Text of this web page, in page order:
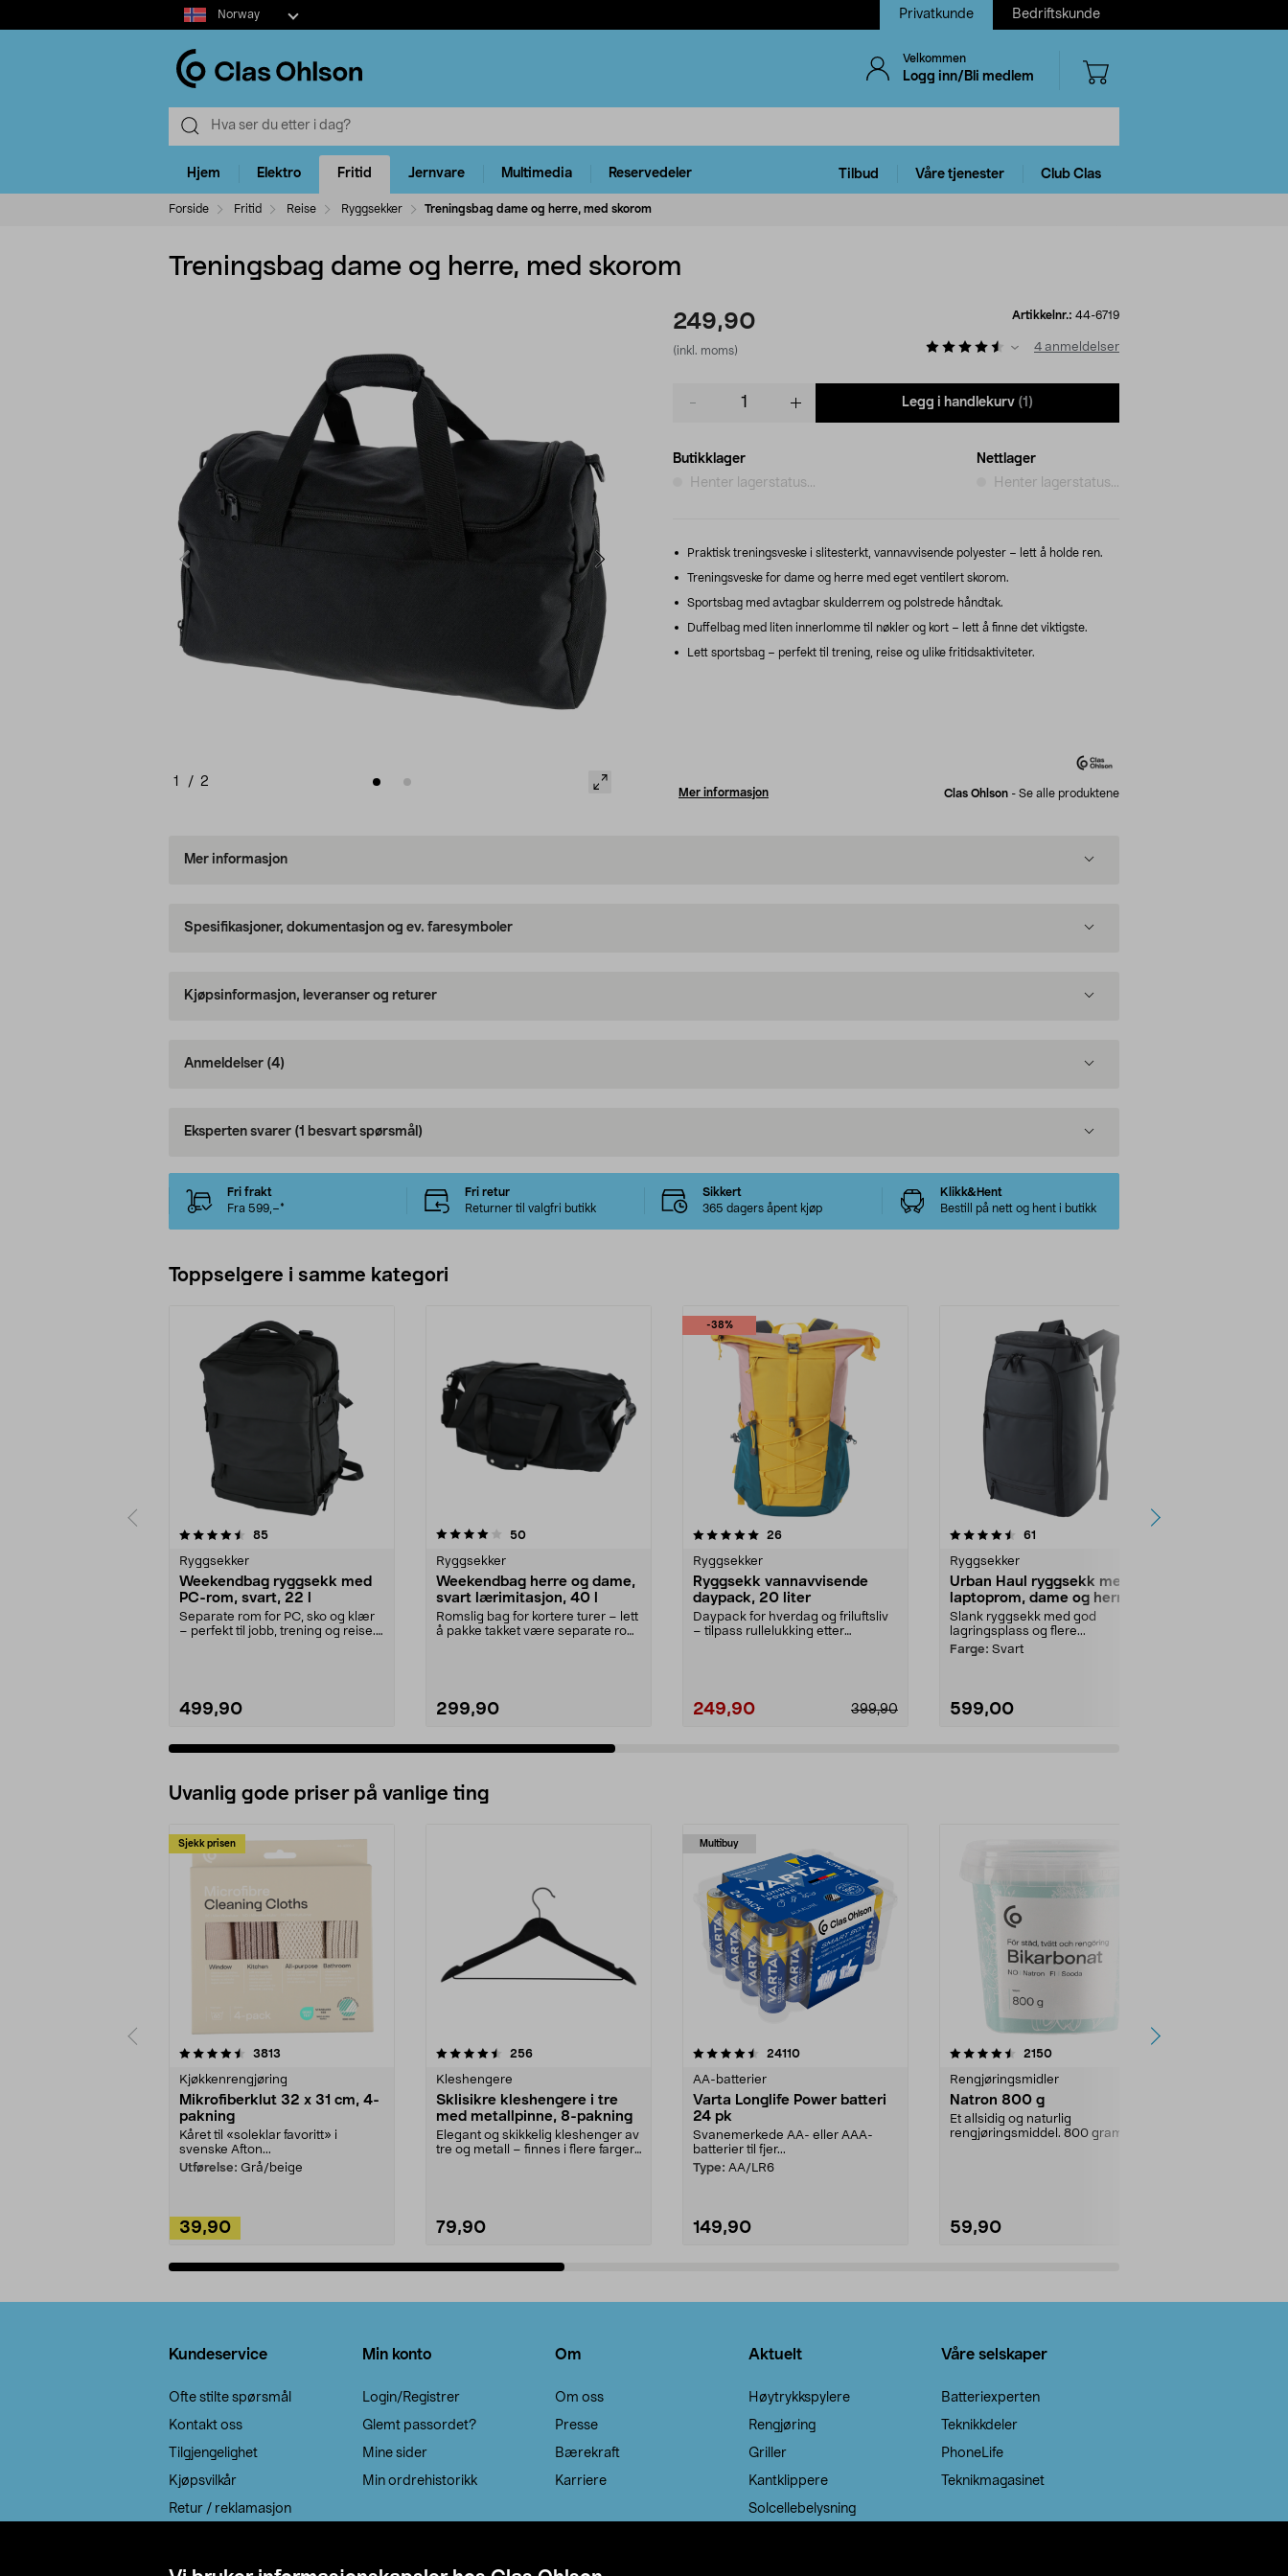
Select
market
Norway Privatkunde Bedriftskunde
Velkommen
Logg inn/Bli medlem
Hjem Elektro Fritid Jernvare Multimedia Reservedeler Tilbud Våre tjenester Club Clas
Forside Fritid Reise Ryggsekker Treningsbag dame og herre, med skorom
Treningsbag dame og herre, med skorom
1 / 2
249,90
(inkl. moms)
Artikkelnr.: 44-6719
4 anmeldelser
Legg i handlekurv (1)
Butikklager
Henter lagerstatus...
Nettlager
Henter lagerstatus...
Praktisk treningsveske i slitesterkt, vannavvisende polyester – lett å holde ren.
Treningsveske for dame og herre med eget ventilert skorom.
Sportsbag med avtagbar skulderrem og polstrede håndtak.
Duffelbag med liten innerlomme til nøkler og kort – lett å finne det viktigste.
Lett sportsbag – perfekt til trening, reise og ulike fritidsaktiviteter.
Mer informasjon Clas Ohlson - Se alle produktene
Mer informasjon
Spesifikasjoner, dokumentasjon og ev. faresymboler
Kjøpsinformasjon, leveranser og returer
Anmeldelser (4)
Eksperten svarer (1 besvart spørsmål)
Fri frakt
Fra 599,–*
Fri retur
Returner til valgfri butikk
Sikkert
365 dagers åpent kjøp
Klikk&Hent
Bestill på nett og hent i butikk
Toppselgere i samme kategori
85anmeldelser
Ryggsekker
Weekendbag ryggsekk med
PC-rom, svart, 22 l
Separate rom for PC, sko og klær
– perfekt til jobb, trening og reise.
499,90
4.0 av 5 stjerner 50anmeldelser
Ryggsekker
Weekendbag herre og dame,
svart lærimitasjon, 40 l
Romslig bag for kortere turer – lett
å pakke takket være separate rom.
299,90
-38%
5.0 av 5 stjerner 26anmeldelser
Ryggsekker
Ryggsekk vannavvisende
daypack, 20 liter
Daypack for hverdag og friluftsliv
– tilpass rullelukking etter
249,90 399,90
4.5 av 5 stjerner 61
Ryggsekker
Urban Haul ryggsekk med
laptoprom, dame og herre 25
l
Slank ryggsekk med god
lagringsplass og flere...
Farge: Svart
599,00
4.5 av 5 stjerner
Uvanlig gode priser på vanlige ting
Sjekk prisen
3813
Kjøkkenrengjøring
Mikrofiberklut 32 x 31 cm, 4-
pakning
Kåret til «soleklar favoritt» i
svenske Afton...
Utførelse: Grå/beige
39,90
4.5av 5 stjerner 256anmeldelser
Kleshengere
Sklisikre kleshengere i tre
med metallpinne, 8-pakning
Elegant og skikkelig kleshenger av
tre og metall – finnes i flere farger.
79,90
Multibuy
4.5av 5 stjerner 24110anmeldelser
AA-batterier
Varta Longlife Power batteri
24 pk
Svanemerkede AA- eller AAA-
batterier til fjer...
Type: AA/LR6
149,90
4.5av 5 stjerner 2150anmeldelser
Rengjøringsmidler
Natron 800 g
Et allsidig og naturlig
rengjøringsmiddel. 800 gram
59,90
4.0av 5 stjerner
Kundeservice
Ofte stilte spørsmål
Kontakt oss
Tilgjengelighet
Kjøpsvilkår
Retur / reklamasjon
Min konto
Login/Registrer
Glemt passordet?
Mine sider
Min ordrehistorikk
Om
Om oss
Presse
Bærekraft
Karriere
Aktuelt
Høytrykkspylere
Rengjøring
Griller
Kantklippere
Solcellebelysning
Våre selskaper
Batteriexperten
Teknikkdeler
PhoneLife
Teknikmagasinet